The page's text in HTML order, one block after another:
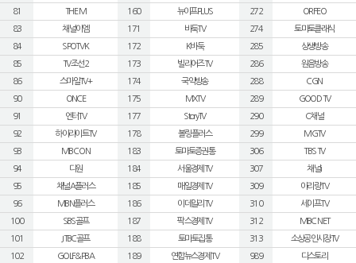
81
THE M
83
채널이엠
84
SPOTV K
85
TV조선2
86
스마일TV+
90
ONCE
91
엔터TV
92
하이라이트TV
93
MBC ON
94
디원
95
채널A플러스
96
MBN플러스
100
SBS골프
101
JTBC골프
102
GOLF&PBA
160
뉴이프PLUS
171
바둑TV
172
K바둑
173
빌리어즈TV
174
국악방송
175
MXTV
177
StoryTV
178
볼링플러스
183
토마토증권통
184
서울경제TV
185
매일경제TV
186
이데일리TV
187
팍스경제TV
188
토마토집통
189
연합뉴스경제TV
272
ORFEO
274
토마토클래식
285
상생방송
286
원음방송
288
CGN
289
GOOD TV
290
C채널
299
MGTV
306
TBS TV
307
채널i
309
아리랑TV
310
세이프TV
312
MBC NET
313
소상공인시장TV
989
디스토리